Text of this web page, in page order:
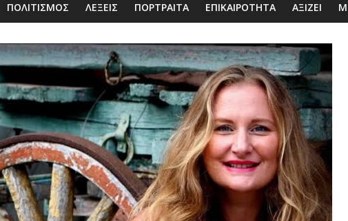
ΠΟΛΙΤΙΣΜΟΣ ΛΕΞΕΙΣ ΠΟΡΤΡΑΊΤΑ ΕΠΙΚΑΙΡΌΤΗΤΑ ΑΞΙΖΕΙ